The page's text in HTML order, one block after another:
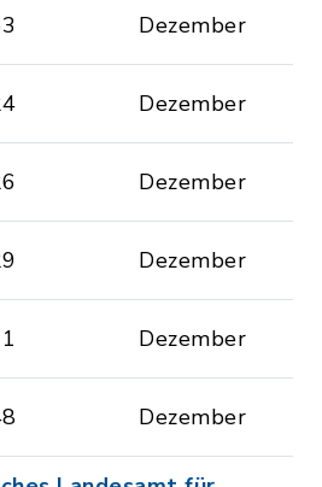
Dezember
Dezember
Dezember
Dezember
Dezember
Dezember